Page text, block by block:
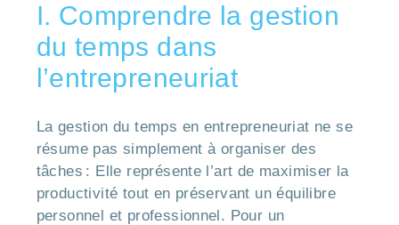
I. Comprendre la gestion
du temps dans
l’entrepreneuriat
La gestion du temps en entrepreneuriat ne se
résume pas simplement à organiser des
tâches : Elle représente l’art de maximiser la
productivité tout en préservant un équilibre
personnel et professionnel. Pour un